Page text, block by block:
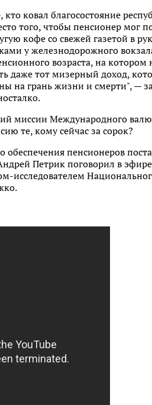
ковал благосостояние
того, чтобы пенсионер мог
кофе со свежей газетой в
у железнодорожного
возраста, на котором
даже тот мизерный доход,
на грань жизни и смерти", —
миссии Международного
те, кому сейчас за сорок?
пенсионеров
Петрик поговорил в